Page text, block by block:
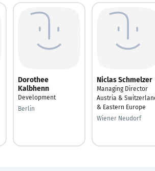
Dorothee
Kalbhenn
Development
Berlin
Niclas Schmelzer
Managing Director
Austria &
& Eastern Europe
Wiener Neudorf